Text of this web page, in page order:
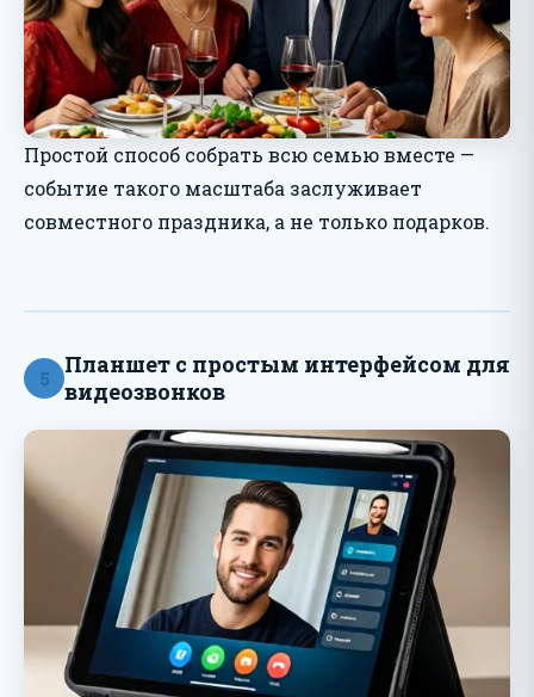
Простой способ собрать всю семью вместе —
событие такого масштаба заслуживает
совместного праздника, а не только подарков.
5
Планшет с простым интерфейсом для
видеозвонков